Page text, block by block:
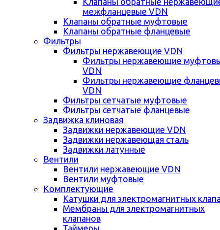
межфланцевые VDN
Клапаны обратные муфтовые
Клапаны обратные фланцевые
Фильтры
Фильтры нержавеющие VDN
Фильтры нержавеющие
VDN
Фильтры нержавеющие
VDN
Фильтры сетчатые муфтовые
Фильтры сетчатые фланцевые
Задвижка клиновая
Задвижки нержавеющие VDN
Задвижки нержавеющая сталь
Задвижки латунные
Вентили
Вентили нержавеющие VDN
Вентили муфтовые
Комплектующие
Катушки для электромагнитных
Мембраны для электромагнитных
клапанов
Таймеры